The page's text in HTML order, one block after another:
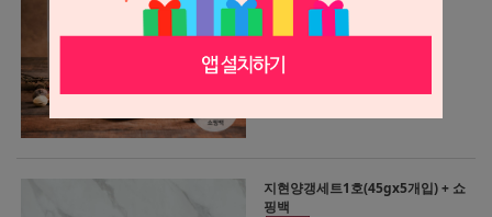
지현양갱세트1호(45gx5개입) + 쇼
핑백